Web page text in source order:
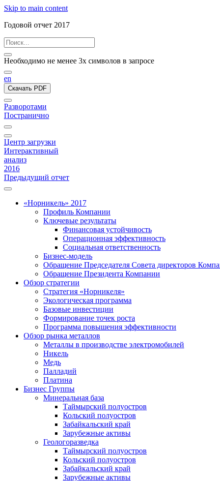
Skip to main content
Годовой отчет 2017
Необходимо не менее 3х символов в запросе
en
Скачать PDF
Разворотами
Постранично
Центр загрузки
Интерактивный
анализ
2016
Предыдущий отчет
«Норникель» 2017
Профиль Компании
Ключевые результаты
Финансовая устойчивость
Операционная эффективность
Социальная ответственность
Бизнес-модель
Обращение Председателя Совета директоров
Обращение Президента Компании
Обзор стратегии
Стратегия «Норникеля»
Экологическая программа
Базовые инвестиции
Формирование точек роста
Программа повышения эффективности
Обзор рынка металлов
Металлы в производстве электромобилей
Никель
Медь
Палладий
Платина
Бизнес Группы
Минеральная база
Таймырский полуостров
Кольский полуостров
Забайкальский край
Зарубежные активы
Геологоразведка
Таймырский полуостров
Кольский полуостров
Забайкальский край
Зарубежные активы